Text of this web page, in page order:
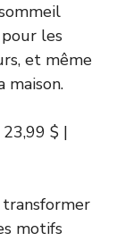
les
et même
maison.
23,99 $ |
motifs